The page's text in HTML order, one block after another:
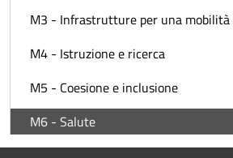
M3 - Infrastrutture per una mobilità
M4 - Istruzione e ricerca
M5 - Coesione e inclusione
M6 - Salute